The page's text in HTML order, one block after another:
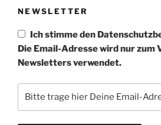
NEWSLETTER
Ich stimme den
Die Email-Adresse wird nur zum
Newsletters verwendet.